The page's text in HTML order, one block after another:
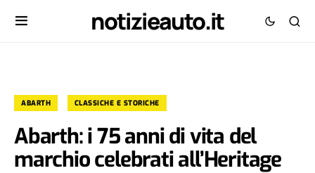
notizieauto.it
ABARTH CLASSICHE E STORICHE
Abarth: i 75 anni di vita del
marchio celebrati all’Heritage